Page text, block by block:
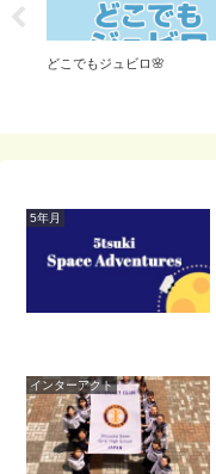
どこでもジュビロ🌸
5年月
インターアクト